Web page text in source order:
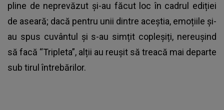
pline de neprevăzut și-au făcut loc în cadrul ediției
de aseară; dacă pentru unii dintre aceștia, emoțiile și-
au spus cuvântul și s-au simțit copleșiți, nereușind
să facă “Tripleta”, alții au reușit să treacă mai departe
sub tirul întrebărilor.